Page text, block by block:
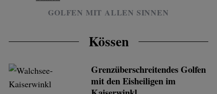
GOLFEN MIT ALLEN SINNEN
Kössen
Grenzüberschreitendes Golfen
mit den Eisheiligen im